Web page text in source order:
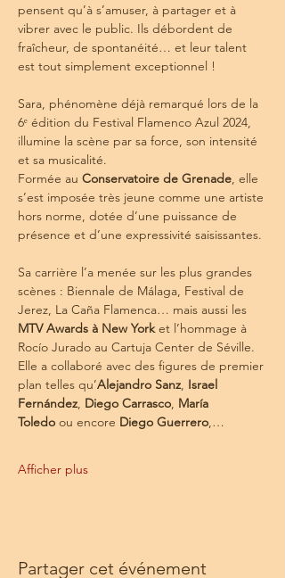
pensent qu’à s’amuser, à partager et à
vibrer avec le public. Ils débordent de
fraîcheur, de spontanéité… et leur talent
est tout simplement exceptionnel !
Sara, phénomène déjà remarqué lors de la
6ᵉ édition du Festival Flamenco Azul 2024,
illumine la scène par sa force, son intensité
et sa musicalité.
Formée au Conservatoire de Grenade, elle
s’est imposée très jeune comme une artiste
hors norme, dotée d’une puissance de
présence et d’une expressivité saisissantes.
Sa carrière l’a menée sur les plus grandes
scènes : Biennale de Málaga, Festival de
Jerez, La Caña Flamenca… mais aussi les
MTV Awards à New York et l’hommage à
Rocío Jurado au Cartuja Center de Séville.
Elle a collaboré avec des figures de premier
plan telles qu’Alejandro Sanz, Israel
Fernández, Diego Carrasco, María
Toledo ou encore Diego Guerrero,…
Afficher plus
Partager cet événement